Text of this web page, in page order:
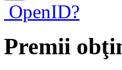
OpenID?
Premii